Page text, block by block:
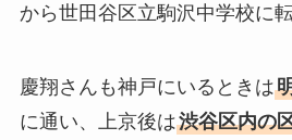
から世田谷区立駒沢中学校に
慶翔さんも神戸にいるときは
に通い、上京後は渋谷区内の